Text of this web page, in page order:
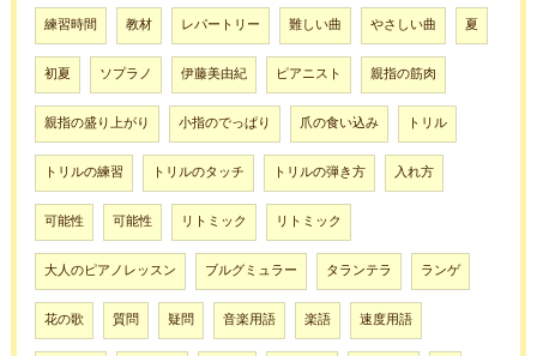
練習時間 教材 レパートリー 難しい曲 やさしい曲 夏
初夏 ソプラノ 伊藤美由紀 ピアニスト 親指の筋肉
親指の盛り上がり 小指のでっぱり 爪の食い込み トリル
トリルの練習 トリルのタッチ トリルの弾き方 入れ方
可能性 可能性 リトミック リトミック
大人のピアノレッスン ブルグミュラー タランテラ ランゲ
花の歌 質問 疑問 音楽用語 楽語 速度用語